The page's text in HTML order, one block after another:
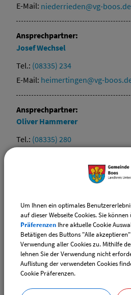
E-Mail: niederrieden@vg-boos.de
Ansprechpartner:
JosefWechsel
Tel.: (08335) 234
E-Mail: heimertingen@vg-
Ansprechpartner:
OliverHammerer
Tel.: (08335) 280
Tel.:(08335) 217
E-Mail:fellheim@vg-boos.de
Ansprechpartner:
HelmutErben
Tel.:(08335) 9829-0
Um Ihnen ein optimales
auf dieser Webseite Cookies. Sie
Präferenzen Ihre aktuelle Cookie
Betätigen des Buttons "Alle
Verwendung aller Cookies zu. Mithilfe
lehnen Sie der Verwendung nicht
Auflistung der verwendeten Cookies
Cookie Präferenzen.